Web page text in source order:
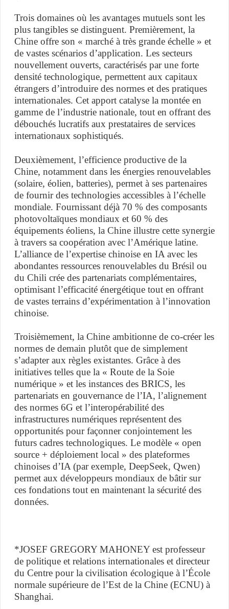
Trois domaines où les avantages mutuels sont les
plus tangibles se distinguent. Premièrement, la
Chine offre son « marché à très grande échelle » et
de vastes scénarios d’application. Les secteurs
nouvellement ouverts, caractérisés par une forte
densité technologique, permettent aux capitaux
étrangers d’introduire des normes et des pratiques
internationales. Cet apport catalyse la montée en
gamme de l’industrie nationale, tout en offrant des
débouchés lucratifs aux prestataires de services
internationaux sophistiqués.
Deuxièmement, l’efficience productive de la
Chine, notamment dans les énergies renouvelables
(solaire, éolien, batteries), permet à ses partenaires
de fournir des technologies accessibles à l’échelle
mondiale. Fournissant déjà 70 % des composants
photovoltaïques mondiaux et 60 % des
équipements éoliens, la Chine illustre cette synergie
à travers sa coopération avec l’Amérique latine.
L’alliance de l’expertise chinoise en IA avec les
abondantes ressources renouvelables du Brésil ou
du Chili crée des partenariats complémentaires,
optimisant l’efficacité énergétique tout en offrant
de vastes terrains d’expérimentation à l’innovation
chinoise.
Troisièmement, la Chine ambitionne de co-créer les
normes de demain plutôt que de simplement
s’adapter aux règles existantes. Grâce à des
initiatives telles que la « Route de la Soie
numérique » et les instances des BRICS, les
partenariats en gouvernance de l’IA, l’alignement
des normes 6G et l’interopérabilité des
infrastructures numériques représentent des
opportunités pour façonner conjointement les
futurs cadres technologiques. Le modèle « open
source + déploiement local » des plateformes
chinoises d’IA (par exemple, DeepSeek, Qwen)
permet aux développeurs mondiaux de bâtir sur
ces fondations tout en maintenant la sécurité des
données.
*JOSEF GREGORY MAHONEY est professeur
de politique et relations internationales et directeur
du Centre pour la civilisation écologique à l’École
normale supérieure de l’Est de la Chine (ECNU) à
Shanghai.